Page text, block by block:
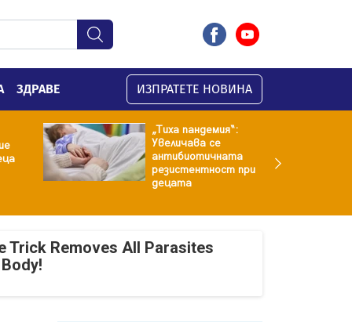
ЗДРАВЕ ИЗПРАТЕТЕ НОВИНА
„Тиха пандемия“:
Увеличава се
антибиотичната
резистентност при
децата
Trick Removes All Parasites